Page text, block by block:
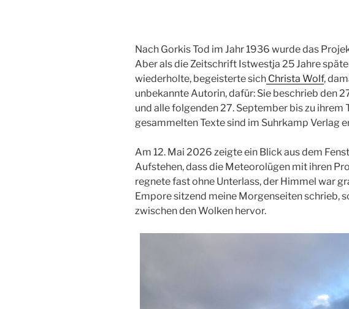
Nach Gorkis Tod im Jahr 1936 wurde das
Aber als die Zeitschrift Istwestja 25 Jahre
wiederholte, begeisterte sich Christa Wolf,
unbekannte Autorin, dafür: Sie beschrieb den
und alle folgenden 27. September bis zu ihrem
gesammelten Texte sind im Suhrkamp Verlag
Am 12. Mai 2026 zeigte ein Blick aus dem
Aufstehen, dass die Meteorolügen mit ihren
regnete fast ohne Unterlass, der Himmel war
Empore sitzend meine Morgenseiten schrieb,
zwischen den Wolken hervor.